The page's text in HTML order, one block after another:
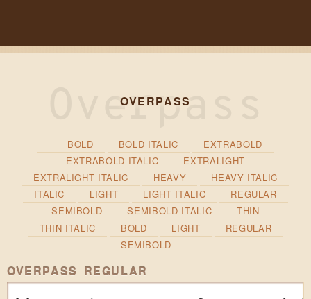
OVERPASS
BOLD BOLD ITALIC
EXTRABOLD
EXTRABOLD ITALIC
EXTRALIGHT
EXTRALIGHT ITALIC
HEAVY
HEAVY ITALIC
ITALIC
LIGHT LIGHT ITALIC
REGULAR
SEMIBOLD
SEMIBOLD ITALIC
THIN
THIN ITALIC
BOLD LIGHT
REGULAR
SEMIBOLD
OVERPASS REGULAR